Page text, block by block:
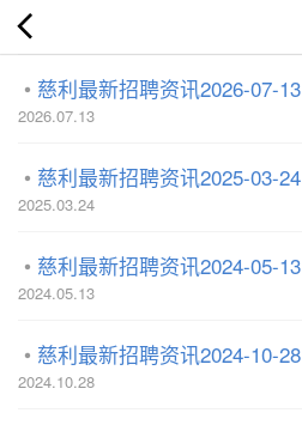
慈利最新招聘资讯2026-07-13
2026.07.13
慈利最新招聘资讯2025-03-24
2025.03.24
慈利最新招聘资讯2024-05-13
2024.05.13
慈利最新招聘资讯2024-10-28
2024.10.28